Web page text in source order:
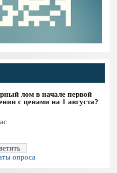
лом в начале первой
с ценами на 1 августа?
опроса